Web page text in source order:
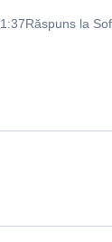
Răspuns la